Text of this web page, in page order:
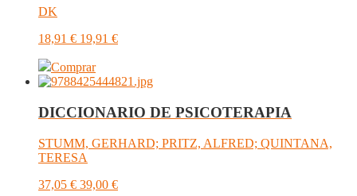
DK
18,91 € 19,91 €
Comprar
DICCIONARIO DE PSICOTERAPIA
STUMM, GERHARD; PRITZ, ALFRED; QUINTANA,
TERESA
37,05 € 39,00 €